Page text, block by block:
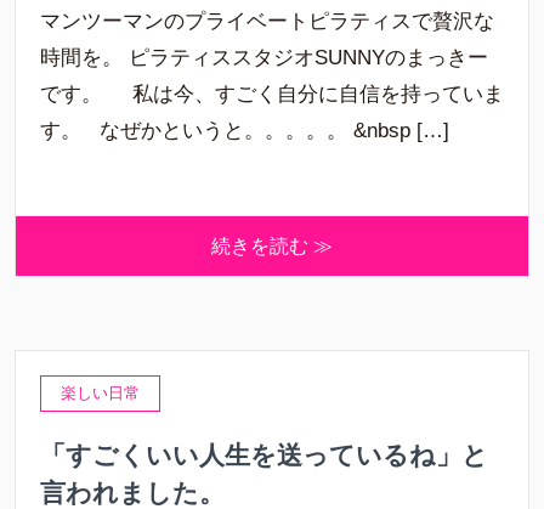
マンツーマンのプライベートピラティスで贅沢な
時間を。 ピラティススタジオSUNNYのまっきー
です。 私は今、すごく自分に自信を持っていま
す。 なぜかというと。。。。。 &nbsp […]
続きを読む ≫
楽しい日常
「すごくいい人生を送っているね」と
言われました。